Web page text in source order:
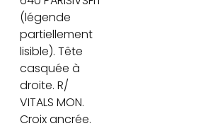
(légende
partiellement
lisible). Tête
casquée à
droite. R/
VITALS MON.
Croix ancrée.